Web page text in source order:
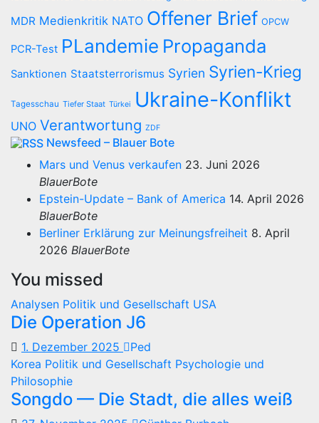
MDR Medienkritik NATO Offener Brief OPCW
PCR-Test PLandemie Propaganda
Sanktionen Staatsterrorismus Syrien Syrien-Krieg
Tagesschau Tiefer Staat Türkei Ukraine-Konflikt
UNO Verantwortung ZDF
Newsfeed – Blauer Bote
Mars und Venus verkaufen 23. Juni 2026
BlauerBote
Epstein-Update – Bank of America 14. April 2026
BlauerBote
Berliner Erklärung zur Meinungsfreiheit 8. April
2026 BlauerBote
You missed
Analysen Politik und Gesellschaft USA
Die Operation J6
1. Dezember 2025
Ped
Korea Politik und Gesellschaft Psychologie und
Philosophie
Songdo — Die Stadt, die alles weiß